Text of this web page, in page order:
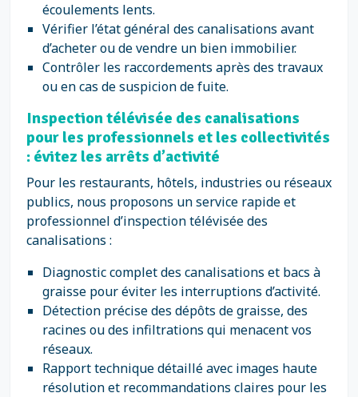
écoulements lents.
Vérifier l’état général des canalisations avant
d’acheter ou de vendre un bien immobilier.
Contrôler les raccordements après des travaux
ou en cas de suspicion de fuite.
Inspection télévisée des canalisations
pour les professionnels et les collectivités
: évitez les arrêts d’activité
Pour les restaurants, hôtels, industries ou réseaux
publics, nous proposons un service rapide et
professionnel d’inspection télévisée des
canalisations :
Diagnostic complet des canalisations et bacs à
graisse pour éviter les interruptions d’activité.
Détection précise des dépôts de graisse, des
racines ou des infiltrations qui menacent vos
réseaux.
Rapport technique détaillé avec images haute
résolution et recommandations claires pour les